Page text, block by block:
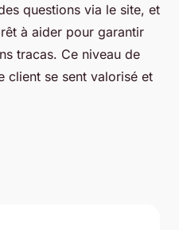
questions via le site, et
à aider pour garantir
tracas. Ce niveau de
client se sent valorisé et